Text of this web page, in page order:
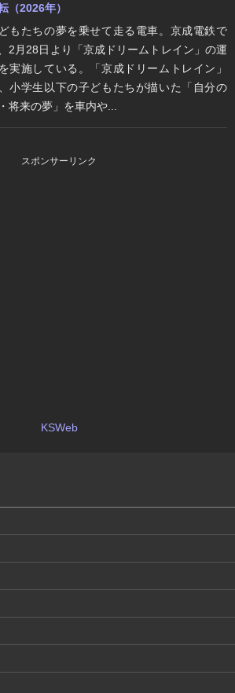
（2026年）
もたちの夢を乗せて走る電車。京成電鉄で
2月28日より「京成ドリームトレイン」の運
実施している。「京成ドリームトレイン」
小学生以下の子どもたちが描いた「自分の
将来の夢」を車内や...
スポンサーリンク
KSWeb